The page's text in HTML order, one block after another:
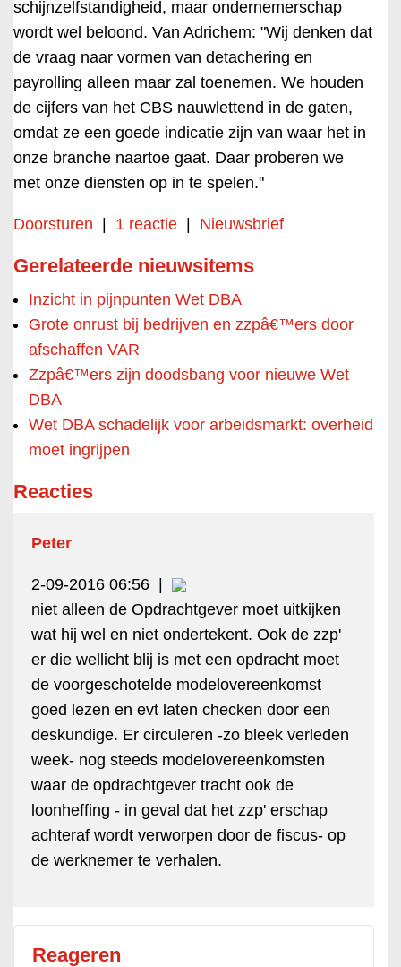
schijnzelfstandigheid, maar ondernemerschap
wordt wel beloond. Van Adrichem: "Wij denken dat
de vraag naar vormen van detachering en
payrolling alleen maar zal toenemen. We houden
de cijfers van het CBS nauwlettend in de gaten,
omdat ze een goede indicatie zijn van waar het in
onze branche naartoe gaat. Daar proberen we
met onze diensten op in te spelen."
Doorsturen 1 reactie Nieuwsbrief
Gerelateerde nieuwsitems
Inzicht in pijnpunten Wet DBA
Grote onrust bij bedrijven en zzpâ€™ers door
afschaffen VAR
Zzpâ€™ers zijn doodsbang voor nieuwe Wet
DBA
Wet DBA schadelijk voor arbeidsmarkt: overheid
moet ingrijpen
Reacties
Peter
2-09-2016 06:56
niet alleen de Opdrachtgever moet uitkijken
wat hij wel en niet ondertekent. Ook de zzp'
er die wellicht blij is met een opdracht moet
de voorgeschotelde modelovereenkomst
goed lezen en evt laten checken door een
deskundige. Er circuleren -zo bleek verleden
week- nog steeds modelovereenkomsten
waar de opdrachtgever tracht ook de
loonheffing - in geval dat het zzp' erschap
achteraf wordt verworpen door de fiscus- op
de werknemer te verhalen.
Reageren